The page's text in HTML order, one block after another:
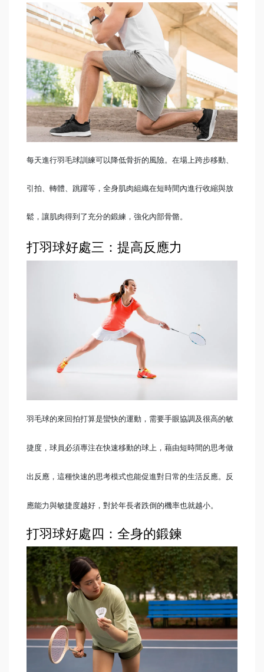
每天進行羽毛球訓練可以降低骨折的風險。在場上跨步移動、
引拍、轉體、跳躍等，全身肌肉組織在短時間內進行收縮與放
鬆，讓肌肉得到了充分的鍛練，強化內部骨骼。
打羽球好處三：提高反應力
羽毛球的來回拍打算是蠻快的運動，需要手眼協調及很高的敏
捷度，球員必須專注在快速移動的球上，藉由短時間的思考做
出反應，這種快速的思考模式也能促進對日常的生活反應。反
應能力與敏捷度越好，對於年長者跌倒的機率也就越小。
打羽球好處四：全身的鍛鍊